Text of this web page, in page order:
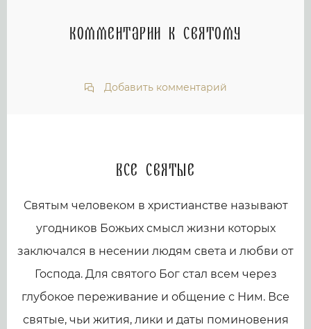
Комментарии к святому
Добавить комментарий
Все святые
Святым человеком в христианстве называют
угодников Божьих смысл жизни которых
заключался в несении людям света и любви от
Господа. Для святого Бог стал всем через
глубокое переживание и общение с Ним. Все
святые, чьи жития, лики и даты поминовения